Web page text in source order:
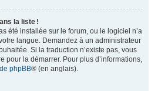
la liste !
été installée sur le forum, ou le logiciel n’a
langue. Demandez à un administrateur
Si la traduction n’existe pas, vous
pour la démarrer. Pour plus d’informations,
phpBB® (en anglais).